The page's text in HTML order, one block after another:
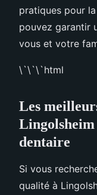
pratiques pour
pouvez garantir
vous et votre
\`\`\`html
Les
dentaire
Si vous
qualité à